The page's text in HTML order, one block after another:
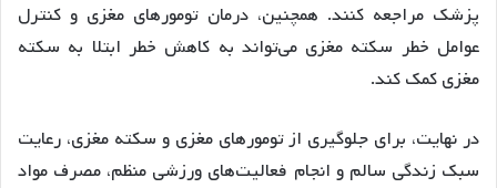
پزشک مراجعه کنند. همچنین، درمان تومورهای مغزی و کنترل
عوامل خطر سکته مغزی می‌تواند به کاهش خطر ابتلا به سکته
مغزی کمک کند.
در نهایت، برای جلوگیری از تومورهای مغزی و سکته مغزی، رعایت
سبک زندگی سالم و انجام فعالیت‌های ورزشی منظم، مصرف مواد